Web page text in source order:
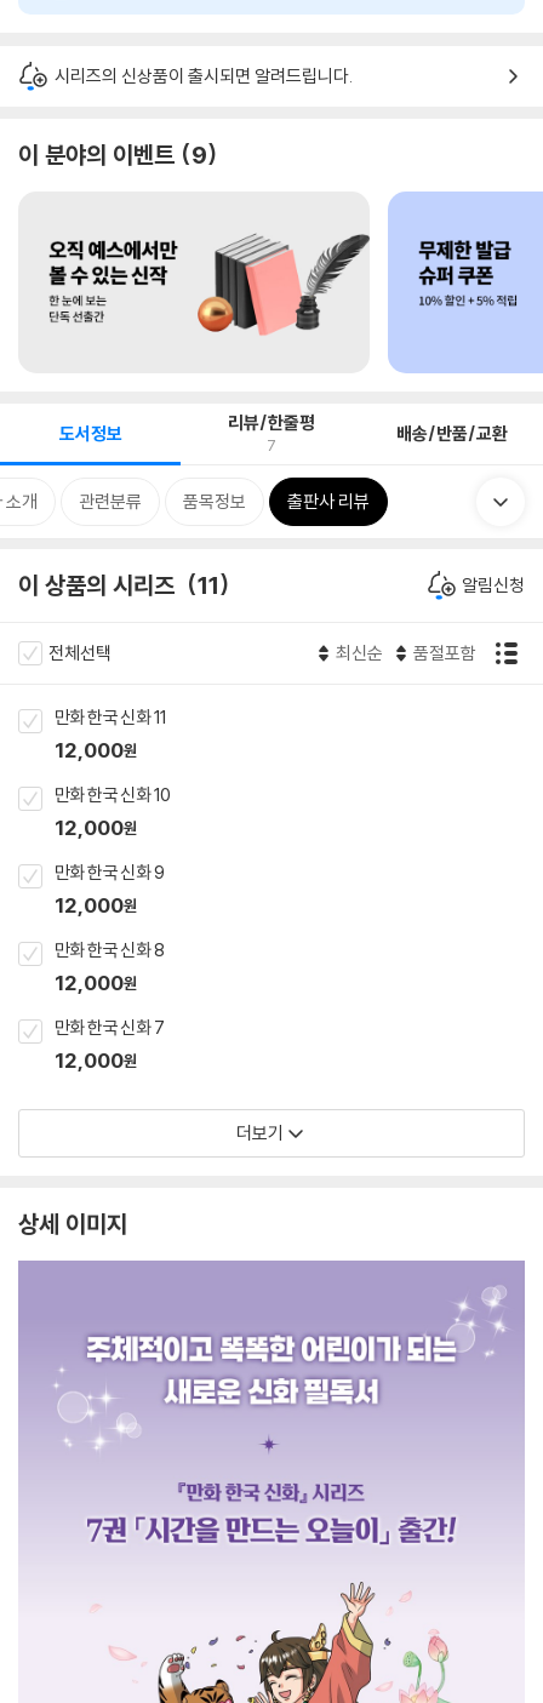
시리즈의 신상품이 출시되면 알려드립니다.
이 분야의 이벤트 9
도서정보 리뷰/한줄평
7 배송/반품/교환
소개 관련분류 품목정보 출판사 리뷰
이 상품의 시리즈 11 알림신청
전체선택 최신순 품절포함
만화 한국 신화 11
12,000원
만화 한국 신화 10
12,000원
만화 한국 신화 9
12,000원
만화 한국 신화 8
12,000원
만화 한국 신화 7
12,000원
더보기
상세 이미지